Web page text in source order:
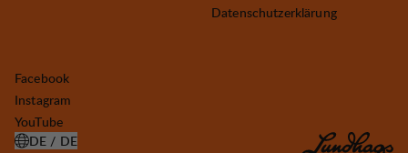
Datenschutzerklärung
Facebook
Instagram
YouTube
DE / DE
LAND AUSWÄHLEN ÖFFNEN